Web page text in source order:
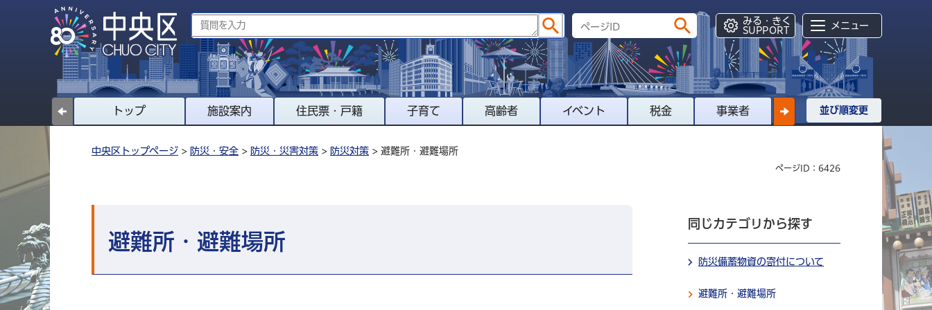
みる・きく
SUPPORT
メニュー
トップ 施設案内 住民票・戸籍 子育て 高齢者 イベント 税金 事業者 並び順変更
中央区トップページ > 防災・安全 > 防災・災害対策 > 防災対策 > 避難所・避難場所
ページID：6426
避難所・避難場所
同じカテゴリから探す
防災備蓄物資の寄付について
避難所・避難場所